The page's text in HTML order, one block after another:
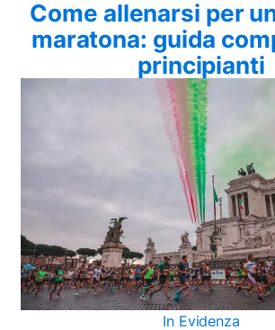
Come allenarsi per
maratona: guida
principianti
In Evidenza